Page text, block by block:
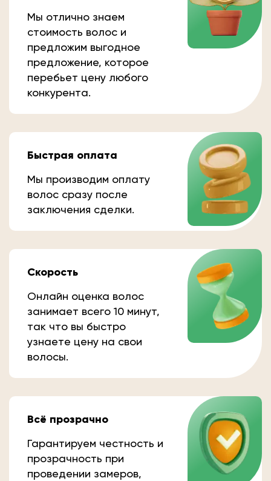
Мы отлично знаем
стоимость волос и
предложим выгодное
предложение, которое
перебьет цену любого
конкурента.
Быстрая оплата
Мы производим оплату
волос сразу после
заключения сделки.
Скорость
Онлайн оценка волос
занимает всего 10 минут,
так что вы быстро
узнаете цену на свои
волосы.
Всё прозрачно
Гарантируем честность и
прозрачность при
проведении замеров,